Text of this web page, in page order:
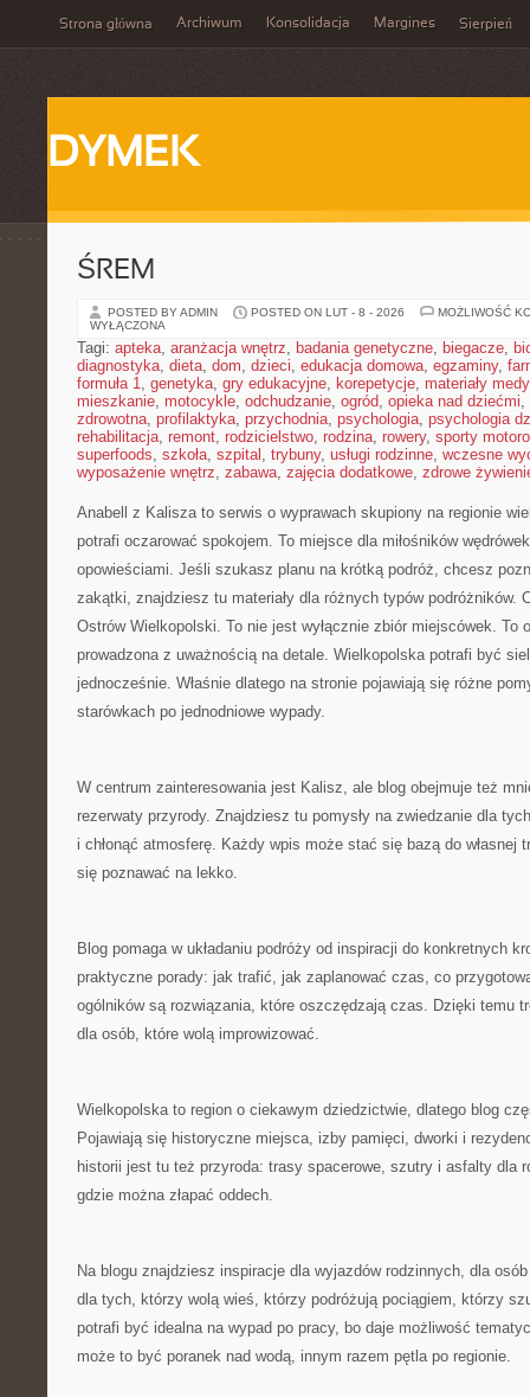
Strona główna Archiwum Konsolidacja Margines Sierpień
DYMEK
ŚREM
POSTED BY ADMIN POSTED ON LUT - 8 - 2026
MOŻLIWOŚĆ
WYŁĄCZONA
Tagi: apteka, aranżacja wnętrz, badania genetyczne, biegacze,
diagnostyka, dieta, dom, dzieci, edukacja domowa, egzaminy,
formuła 1, genetyka, gry edukacyjne, korepetycje, materiały
mieszkanie, motocykle, odchudzanie, ogród, opieka nad dziećmi,
zdrowotna, profilaktyka, przychodnia, psychologia, psychologia
rehabilitacja, remont, rodzicielstwo, rodzina, rowery, sporty
superfoods, szkoła, szpital , trybuny, usługi rodzinne, wczesne
wyposażenie wnętrz, zabawa, zajęcia dodatkowe, zdrowe
Anabell z Kalisza to serwis o wyprawach skupiony na regionie
potrafi oczarować spokojem. To miejsce dla miłośników
opowieściami. Jeśli szukasz planu na krótką podróż, chcesz
zakątki, znajdziesz tu materiały dla różnych typów podróżników.
Ostrów Wielkopolski. To nie jest wyłącznie zbiór miejscówek. To
prowadzona z uważnością na detale. Wielkopolska potrafi być
jednocześnie. Właśnie dlatego na stronie pojawiają się różne
starówkach po jednodniowe wypady.
W centrum zainteresowania jest Kalisz, ale blog obejmuje też
rezerwaty przyrody. Znajdziesz tu pomysły na zwiedzanie dla
i chłonąć atmosferę. Każdy wpis może stać się bazą do własnej
się poznawać na lekko.
Blog pomaga w układaniu podróży od inspiracji do konkretnych
praktyczne porady: jak trafić, jak zaplanować czas, co
ogólników są rozwiązania, które oszczędzają czas. Dzięki temu
dla osób, które wolą improwizować.
Wielkopolska to region o ciekawym dziedzictwie, dlatego blog
Pojawiają się historyczne miejsca, izby pamięci, dworki i
historii jest tu też przyroda: trasy spacerowe, szutry i asfalty dla
gdzie można złapać oddech.
Na blogu znajdziesz inspiracje dla wyjazdów rodzinnych, dla
dla tych, którzy wolą wieś, którzy podróżują pociągiem, którzy
potrafi być idealna na wypad po pracy, bo daje możliwość
może to być poranek nad wodą, innym razem pętla po regionie.